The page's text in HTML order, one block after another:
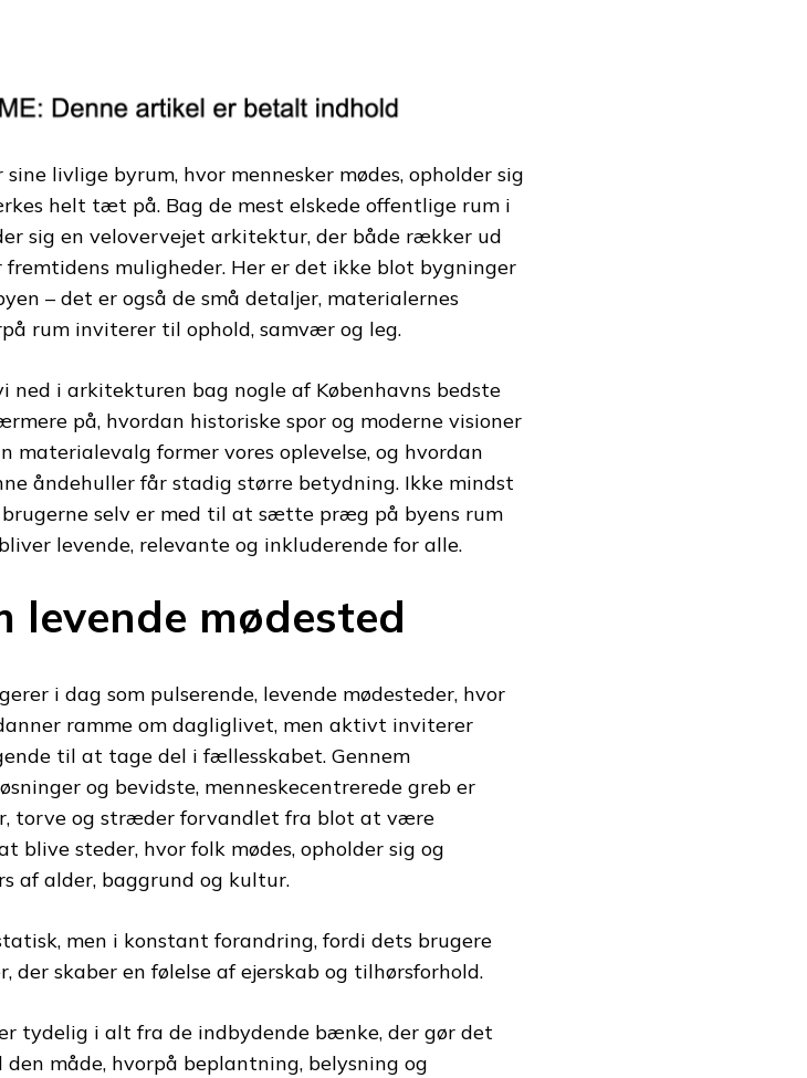
livlige byrum, hvor mennesker mødes, opholder sig
helt tæt på. Bag de mest elskede offentlige rum i
sig en velovervejet arkitektur, der både rækker ud
muligheder. Her er det ikke blot bygninger
– det er også de små detaljer, materialernes
rum inviterer til ophold, samvær og leg.
ned i arkitekturen bag nogle af Københavns bedste
på, hvordan historiske spor og moderne visioner
materialevalg former vores oplevelse, og hvordan
åndehuller får stadig større betydning. Ikke mindst
brugerne selv er med til at sætte præg på byens rum
levende, relevante og inkluderende for alle.
levende mødested
i dag som pulserende, levende mødesteder, hvor
ramme om dagliglivet, men aktivt inviterer
til at tage del i fællesskabet. Gennem
og bevidste, menneskecentrerede greb er
torve og stræder forvandlet fra blot at være
blive steder, hvor folk mødes, opholder sig og
af alder, baggrund og kultur.
men i konstant forandring, fordi dets brugere
skaber en følelse af ejerskab og tilhørsforhold.
tydelig i alt fra de indbydende bænke, der gør det
måde, hvorpå beplantning, belysning og